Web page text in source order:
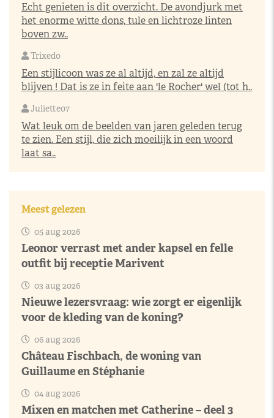
Echt genieten is dit overzicht. De avondjurk met
het enorme witte dons, tule en lichtroze linten
boven zw..
Trixedo
Een stijlicoon was ze al altijd, en zal ze altijd
blijven ! Dat is ze in feite aan 'le Rocher' wel (tot h..
Juliette07
Wat leuk om de beelden van jaren geleden terug
te zien. Een stijl, die zich moeilijk in een woord
laat sa..
Meest gelezen
05 aug 2026
Leonor verrast met ander kapsel en felle
outfit bij receptie Marivent
03 aug 2026
Nieuwe lezersvraag: wie zorgt er eigenlijk
voor de kleding van de koning?
06 aug 2026
Château Fischbach, de woning van
Guillaume en Stéphanie
04 aug 2026
Mixen en matchen met Catherine – deel 3